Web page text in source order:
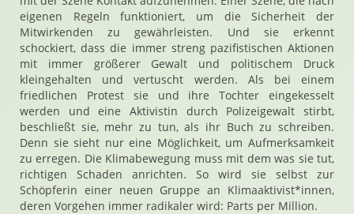
eigenen Regeln funktioniert, um die Sicherheit der
Mitwirkenden zu gewährleisten. Und sie erkennt
schockiert, dass die immer streng pazifistischen Aktionen
mit immer größerer Gewalt und politischem Druck
kleingehalten und vertuscht werden. Als bei einem
friedlichen Protest sie und ihre Tochter eingekesselt
werden und eine Aktivistin durch Polizeigewalt stirbt,
beschließt sie, mehr zu tun, als ihr Buch zu schreiben.
Denn sie sieht nur eine Möglichkeit, um Aufmerksamkeit
zu erregen. Die Klimabewegung muss mit dem was sie tut,
richtigen Schaden anrichten. So wird sie selbst zur
Schöpferin einer neuen Gruppe an Klimaaktivist*innen,
deren Vorgehen immer radikaler wird: Parts per Million.